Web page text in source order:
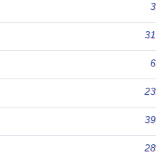
3
31
6
23
39
28